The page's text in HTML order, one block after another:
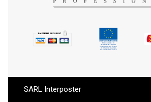
SARL Interposter